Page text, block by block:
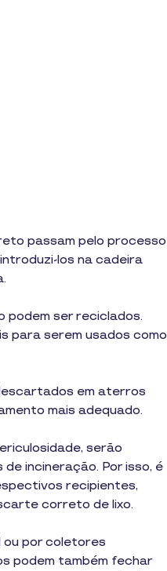
passam pelo processo
los na cadeira
podem ser reciclados.
para serem usados como
em aterros
mais adequado.
serão
incineração. Por isso, é
recipientes,
correto de lixo.
ou por coletores
podem também fechar